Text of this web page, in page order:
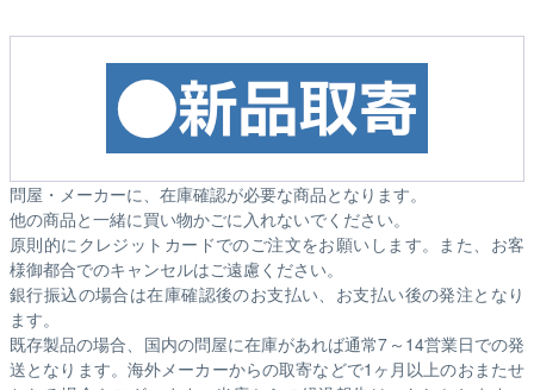
問屋・メーカーに、在庫確認が必要な商品となります。
他の商品と一緒に買い物かごに入れないでください。
原則的にクレジットカードでのご注文をお願いします。また、お客
様御都合でのキャンセルはご遠慮ください。
銀行振込の場合は在庫確認後のお支払い、お支払い後の発注となり
ます。
既存製品の場合、国内の問屋に在庫があれば通常7～14営業日での発
送となります。海外メーカーからの取寄などで1ヶ月以上のおまたせ